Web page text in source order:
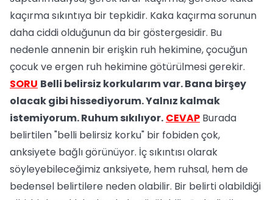
kaçırma sıkıntıya bir tepkidir. Kaka kaçırma sorunun
daha ciddi olduğunun da bir göstergesidir. Bu
nedenle annenin bir erişkin ruh hekimine, çocuğun
çocuk ve ergen ruh hekimine götürülmesi gerekir.
SORU Belli belirsiz korkularım var. Bana birşey
olacak gibi hissediyorum. Yalnız kalmak
istemiyorum. Ruhum sıkılıyor. CEVAP Burada
belirtilen "belli belirsiz korku" bir fobiden çok,
anksiyete bağlı görünüyor. İç sıkıntısı olarak
söyleyebileceğimiz anksiyete, hem ruhsal, hem de
bedensel belirtilere neden olabilir. Bir belirti olabildiği